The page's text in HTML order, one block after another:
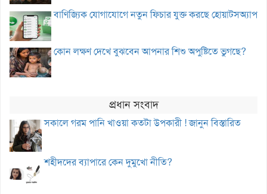
বাণিজ্যিক যোগাযোগে নতুন ফিচার যুক্ত করছে হোয়াটসঅ্যাপ
কোন লক্ষণ দেখে বুঝবেন আপনার শিশু অপুষ্টিতে ভুগছে?
প্রধান সংবাদ
সকালে গরম পানি খাওয়া কতটা উপকারী ! জানুন বিস্তারিত
শহীদদের ব্যাপারে কেন দুমুখো নীতি?